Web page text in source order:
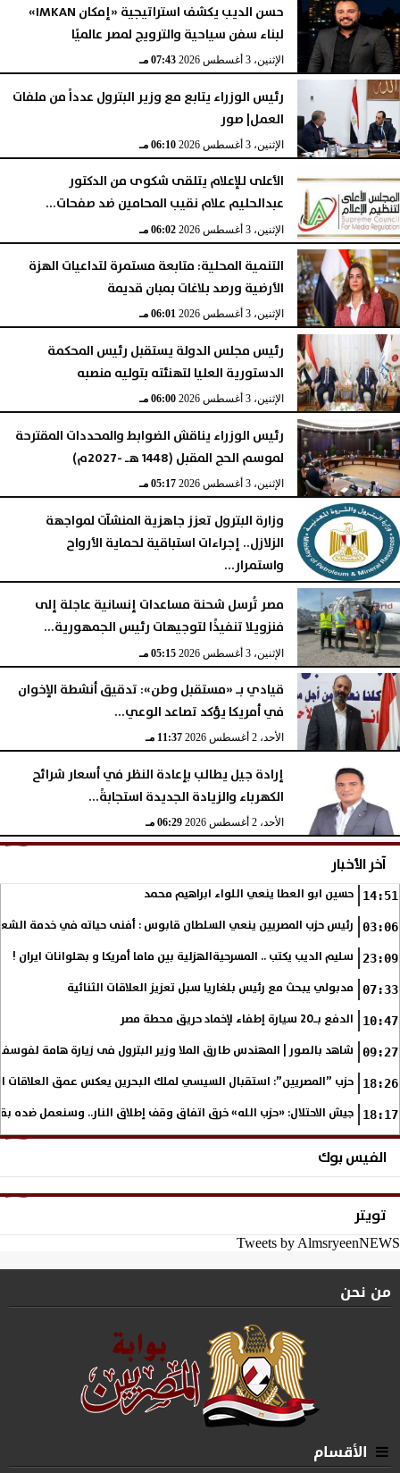
حسن الديب يكشف استراتيجية «إمكان IMKAN»
لبناء سفن سياحية والترويج لمصر عالميًا
الإثنين، 3 أغسطس 2026 07:43 مـ
رئيس الوزراء يتابع مع وزير البترول عدداً من ملفات
العمل| صور
الإثنين، 3 أغسطس 2026 06:10 مـ
الأعلى للإعلام يتلقى شكوى من الدكتور
عبدالحليم علام نقيب المحامين ضد صفحات...
الإثنين، 3 أغسطس 2026 06:02 مـ
التنمية المحلية: متابعة مستمرة لتداعيات الهزة
الأرضية ورصد بلاغات بمبان قديمة
الإثنين، 3 أغسطس 2026 06:01 مـ
رئيس مجلس الدولة يستقبل رئيس المحكمة
الدستورية العليا لتهنئته بتوليه منصبه
الإثنين، 3 أغسطس 2026 06:00 مـ
رئيس الوزراء يناقش الضوابط والمحددات المقترحة
لموسم الحج المقبل (1448 هـ -2027م)
الإثنين، 3 أغسطس 2026 05:17 مـ
وزارة البترول تعزز جاهزية المنشآت لمواجهة
الزلازل.. إجراءات استباقية لحماية الأرواح
واستمرار...
الإثنين، 3 أغسطس 2026
مصر تُرسل شحنة مساعدات إنسانية عاجلة إلى
فنزويلا تنفيذًا لتوجيهات رئيس الجمهورية...
الإثنين، 3 أغسطس 2026 05:15 مـ
قيادي بـ «مستقبل وطن»: تدقيق أنشطة الإخوان
في أمريكا يؤكد تصاعد الوعي...
الأحد، 2 أغسطس 2026 11:37 مـ
إرادة جيل يطالب بإعادة النظر في أسعار شرائح
الكهرباء والزيادة الجديدة استجابةً...
الأحد، 2 أغسطس 2026 06:29 مـ
آخر الأخبار
14:51 حسين ابو العطا ينعي اللواء ابراهيم محمد
03:06 رئيس حزب المصريين ينعي السلطان قابوس : أفنى حياته في خدمة
23:09 سليم الديب يكتب .. المسرحيةالهزلية بين ماما أمريكا و بهلوانات ايران !
07:33 مدبولي يبحث مع رئيس بلغاريا سبل تعزيز العلاقات الثنائية
10:47 الدفع بـ20 سيارة إطفاء لإخماد حريق محطة مصر
09:27 شاهد بالصور | المهندس طارق الملا وزير البترول فى زيارة هامة
18:26 حزب ”المصريين”: استقبال السيسي لملك البحرين يعكس عمق العلاقات
18:17 جيش الاحتلال: «حزب الله» خرق اتفاق وقف إطلاق النار.. وسنعمل ضده
الفيس بوك
تويتر
Tweets by AlmsryeenNEWS
من نحن
الأقسام